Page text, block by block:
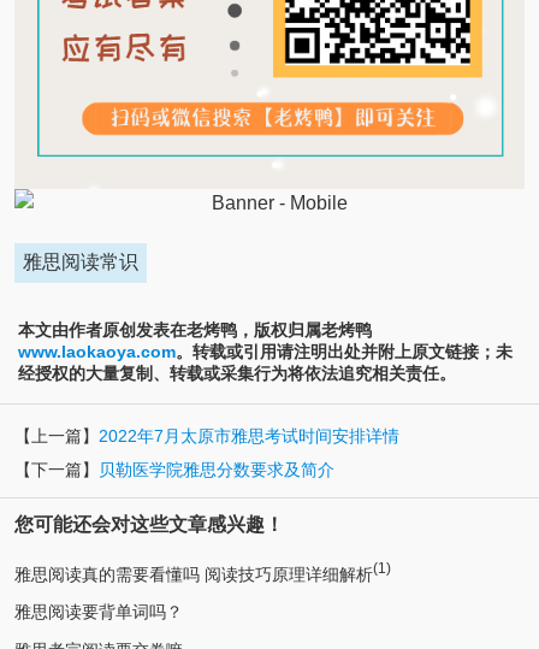
雅思阅读常识
本文由作者原创发表在老烤鸭，版权归属老烤鸭
www.laokaoya.com。转载或引用请注明出处并附上原文链接；未
经授权的大量复制、转载或采集行为将依法追究相关责任。
【上一篇】 2022年7月太原市雅思考试时间安排详情
【下一篇】
贝勒医学院雅思分数要求及简介
您可能还会对这些文章感兴趣！
雅思阅读真的需要看懂吗 阅读技巧原理详细解析(1)
雅思阅读要背单词吗？